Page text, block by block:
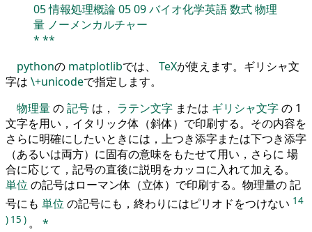
05情報処理概論0509バイオ化学英語数式物理
量 ノーメンカルチャー
* **
pythonの matplotlibでは、 TeXが使えます。ギリシャ文
字は \+unicodeで指定します。
物理量の記号 は， ラテン文字 または ギリシャ文字の 1
文字を用い，イタリック体（斜体）で印刷する。その内容を
さらに明確にしたいときには，上つき添字または下つき添字
（あるいは両方）に固有の意味をもたせて用い，さらに 場
合に応じて，記号の直後に説明をカッコに入れて加える。
単位 の記号はローマン体（立体）で印刷する。物理量の 記
号にも 単位の記号にも，終わりにはピリオドをつけない 14
) 15 ) 。 *